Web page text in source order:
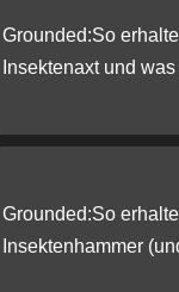
Grounded:So
Insektenaxt und
Grounded:So
Insektenhammer